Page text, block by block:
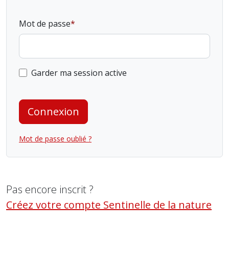
Mot de passe
Garder ma session active
Connexion
Mot de passe oublié ?
Pas encore inscrit ?
Créez votre compte Sentinelle de la nature